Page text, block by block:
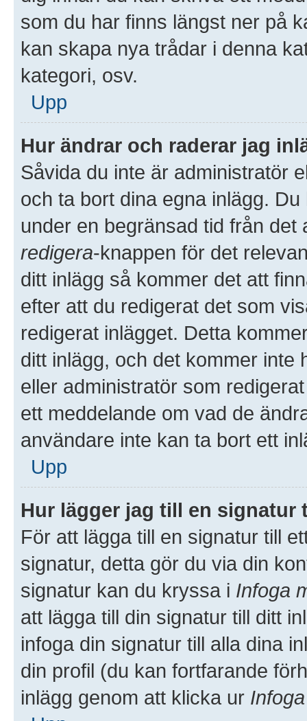
som du har finns längst ner på
kan skapa nya trådar i denna
kategori, osv.
Upp
Hur ändrar och raderar jag
Såvida du inte är administratör
och ta bort dina egna inlägg.
under en begränsad tid från
redigera-knappen för det
ditt inlägg så kommer det att
efter att du redigerat det som
redigerat inlägget. Detta
ditt inlägg, och det kommer inte
eller administratör som
ett meddelande om vad de
användare inte kan ta bort ett
Upp
Hur lägger jag till en
För att lägga till en signatur till
signatur, detta gör du via din
signatur kan du kryssa i Infoga
att lägga till din signatur till ditt
infoga din signatur till alla dina
din profil (du kan fortfarande
inlägg genom att klicka ur